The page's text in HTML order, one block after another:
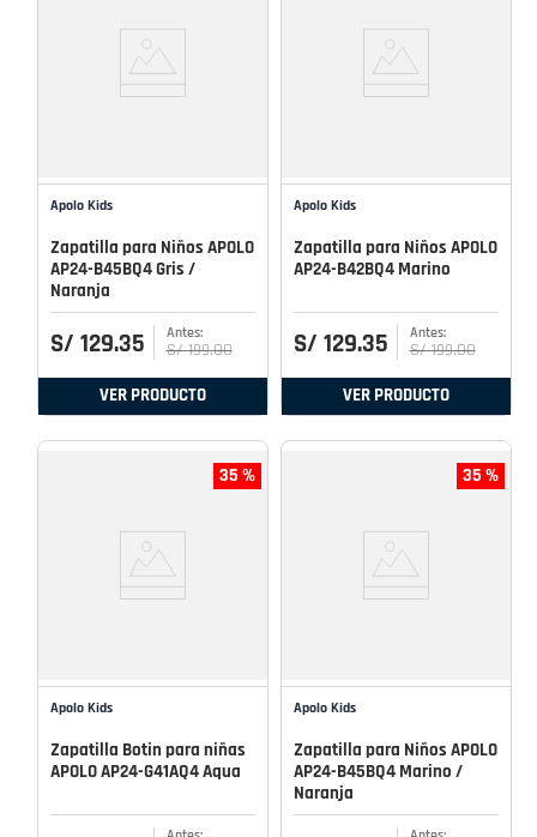
Apolo Kids
Zapatilla para Niños APOLO
AP24-B45BQ4 Gris /
Naranja
S/ 129.35 S/ 199.00
VER PRODUCTO
Apolo Kids
Zapatilla para Niños APOLO
AP24-B42BQ4 Marino
S/ 129.35 S/ 199.00
VER PRODUCTO
35 %
Apolo Kids
Zapatilla Botin para niñas
APOLO AP24-G41AQ4 Aqua
35 %
Apolo Kids
Zapatilla para Niños APOLO
AP24-B45BQ4 Marino /
Naranja